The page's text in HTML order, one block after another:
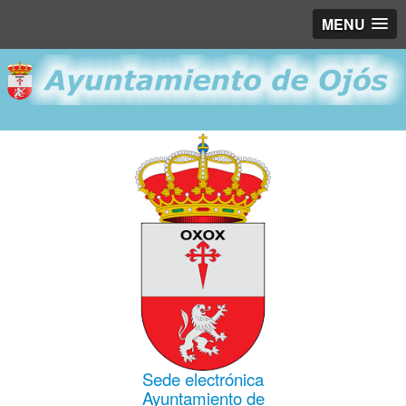
MENU
Sede electrónica
Ayuntamiento de